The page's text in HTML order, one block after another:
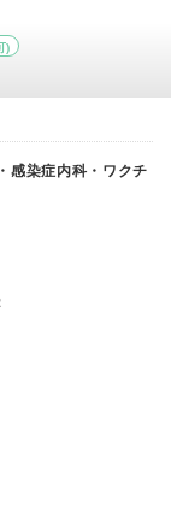
)
感染症内科・ワクチ